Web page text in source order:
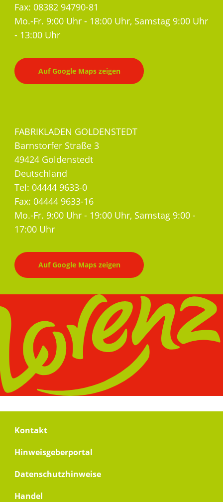
Fax: 08382 94790-81
Mo.-Fr. 9:00 Uhr - 18:00 Uhr, Samstag 9:00 Uhr
- 13:00 Uhr
Auf Google Maps zeigen
FABRIKLADEN GOLDENSTEDT
Barnstorfer Straße 3
49424 Goldenstedt
Deutschland
Tel: 04444 9633-0
Fax: 04444 9633-16
Mo.-Fr. 9:00 Uhr - 19:00 Uhr, Samstag 9:00 -
17:00 Uhr
Auf Google Maps zeigen
Footer
menu
Kontakt
Hinweisgeberportal
Datenschutzhinweise
Handel